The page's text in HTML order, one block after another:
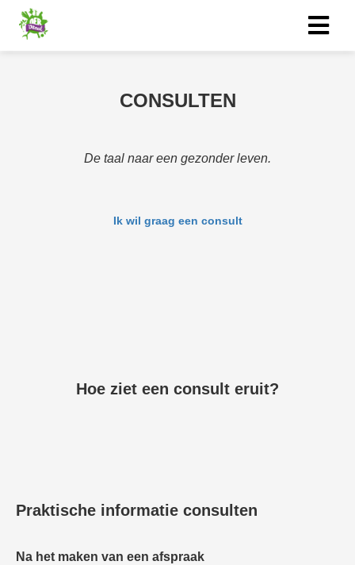
CONSULTEN
De taal naar een gezonder leven.
Ik wil graag een consult
Hoe ziet een consult eruit?
Praktische informatie consulten
Na het maken van een afspraak
over